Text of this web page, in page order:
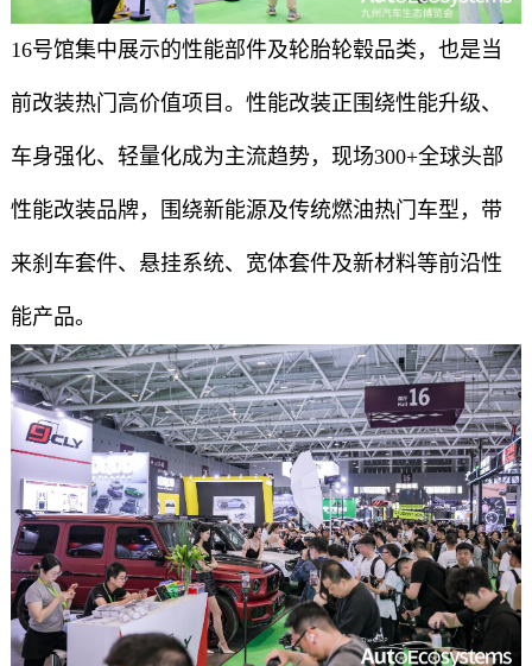
16号馆集中展示的性能部件及轮胎轮毂品类，也是当
前改装热门高价值项目。性能改装正围绕性能升级、
车身强化、轻量化成为主流趋势，现场300+全球头部
性能改装品牌，围绕新能源及传统燃油热门车型，带
来刹车套件、悬挂系统、宽体套件及新材料等前沿性
能产品。